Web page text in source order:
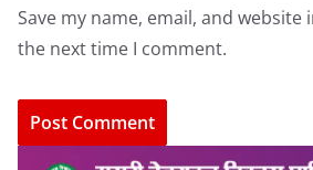
Save my name, email, and
the next time I comment.